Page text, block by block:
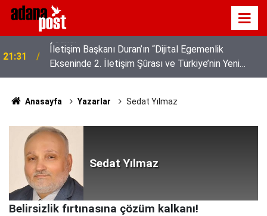
21:31
İletişim Başkanı Duran’ın “Dijital Egemenlik
Ekseninde 2. İletişim Şûrası ve Türkiye’nin Yeni
İletişim Vizyonu” başlıklı makales
Anasayfa Yazarlar Sedat Yılmaz
Sedat Yılmaz
Belirsizlik fırtınasına çözüm kalkanı!